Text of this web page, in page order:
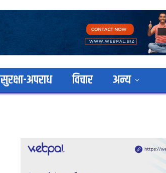
सुरक्षा-अपराध विचार अन्य